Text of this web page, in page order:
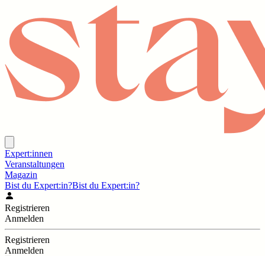
Expert:innen
Veranstaltungen
Magazin
Bist du Expert:in?Bist du Expert:in?
Registrieren
Anmelden
Registrieren
Anmelden